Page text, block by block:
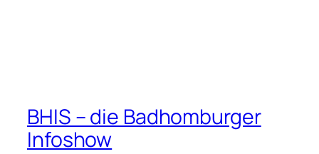
BHIS – die Badhomburger
Infoshow